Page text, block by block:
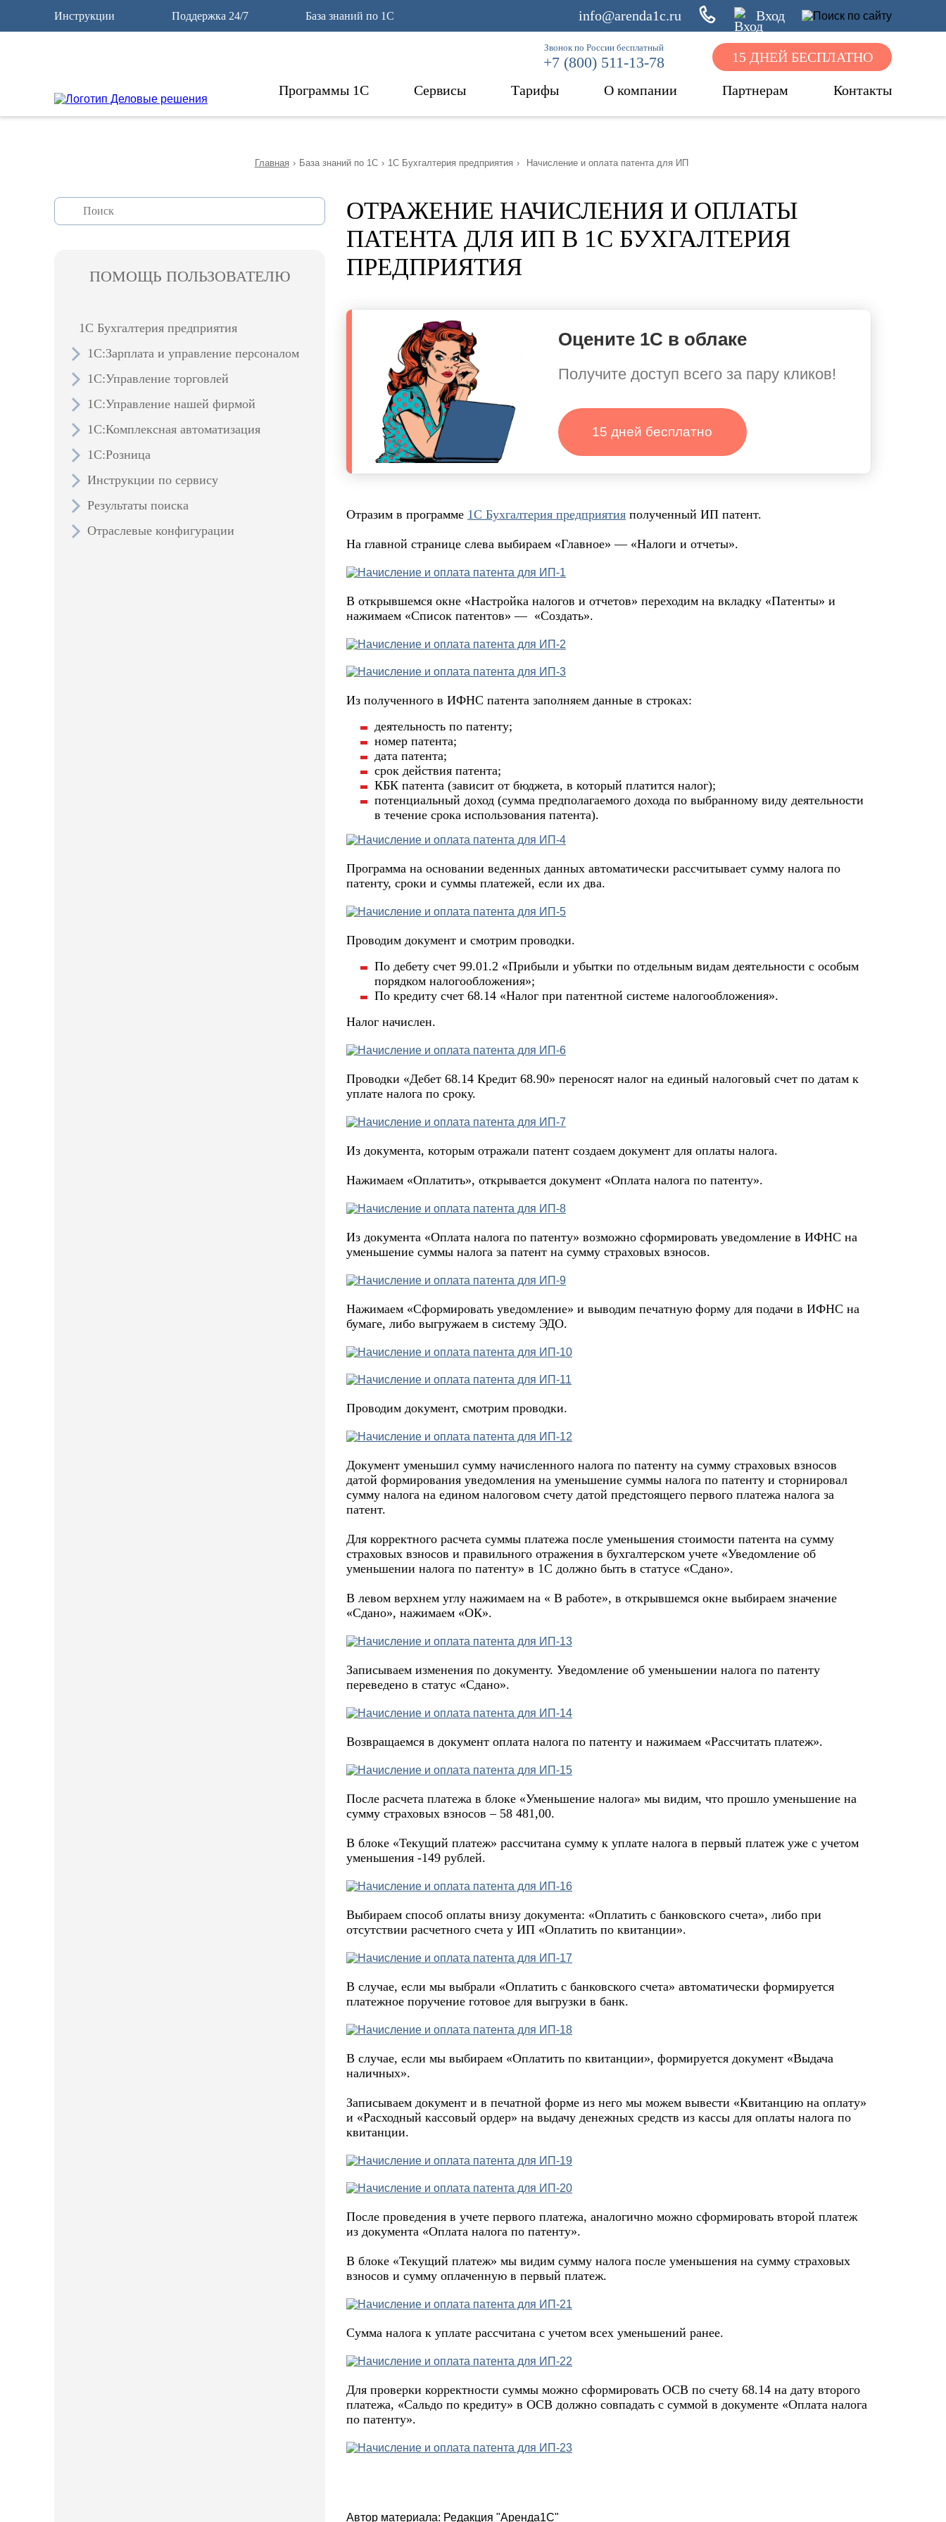
Инструкции Поддержка 24/7 База знаний по 1С info@arenda1c.ru Вход
Звонок по России бесплатный
+7 (800) 511-13-78 15 ДНЕЙ БЕСПЛАТНО
Программы 1С Сервисы Тарифы О компании Партнерам Контакты
Главная › База знаний по 1С › 1С Бухгалтерия предприятия › Начисление и оплата патента для ИП
ПОМОЩЬ ПОЛЬЗОВАТЕЛЮ
1С Бухгалтерия предприятия
1С:Зарплата и управление персоналом
1С:Управление торговлей
1С:Управление нашей фирмой
1С:Комплексная автоматизация
1С:Розница
Инструкции по сервису
Результаты поиска
Отраслевые конфигурации
ОТРАЖЕНИЕ НАЧИСЛЕНИЯ И ОПЛАТЫ
ПАТЕНТА ДЛЯ ИП В 1С БУХГАЛТЕРИЯ
ПРЕДПРИЯТИЯ
Оцените 1С в облаке
Получите доступ всего за пару кликов!
15 дней бесплатно
Отразим в программе 1С Бухгалтерия предприятия полученный ИП патент.
На главной странице слева выбираем «Главное» — «Налоги и отчеты».
В открывшемся окне «Настройка налогов и отчетов» переходим на вкладку «Патенты» и
нажимаем «Список патентов» — «Создать».
Из полученного в ИФНС патента заполняем данные в строках:
деятельность по патенту;
номер патента;
дата патента;
срок действия патента;
КБК патента (зависит от бюджета, в который платится налог);
потенциальный доход (сумма предполагаемого дохода по выбранному виду деятельности
в течение срока использования патента).
Программа на основании веденных данных автоматически рассчитывает сумму налога по
патенту, сроки и суммы платежей, если их два.
Проводим документ и смотрим проводки.
По дебету счет 99.01.2 «Прибыли и убытки по отдельным видам деятельности с особым
порядком налогообложения»;
По кредиту счет 68.14 «Налог при патентной системе налогообложения».
Налог начислен.
Проводки «Дебет 68.14 Кредит 68.90» переносят налог на единый налоговый счет по датам к
уплате налога по сроку.
Из документа, которым отражали патент создаем документ для оплаты налога.
Нажимаем «Оплатить», открывается документ «Оплата налога по патенту».
Из документа «Оплата налога по патенту» возможно сформировать уведомление в ИФНС на
уменьшение суммы налога за патент на сумму страховых взносов.
Нажимаем «Сформировать уведомление» и выводим печатную форму для подачи в ИФНС на
бумаге, либо выгружаем в систему ЭДО.
Проводим документ, смотрим проводки.
Документ уменьшил сумму начисленного налога по патенту на сумму страховых взносов
датой формирования уведомления на уменьшение суммы налога по патенту и сторнировал
сумму налога на едином налоговом счету датой предстоящего первого платежа налога за
патент.
Для корректного расчета суммы платежа после уменьшения стоимости патента на сумму
страховых взносов и правильного отражения в бухгалтерском учете «Уведомление об
уменьшении налога по патенту» в 1С должно быть в статусе «Сдано».
В левом верхнем углу нажимаем на « В работе», в открывшемся окне выбираем значение
«Сдано», нажимаем «ОК».
Записываем изменения по документу. Уведомление об уменьшении налога по патенту
переведено в статус «Сдано».
Возвращаемся в документ оплата налога по патенту и нажимаем «Рассчитать платеж».
После расчета платежа в блоке «Уменьшение налога» мы видим, что прошло уменьшение на
сумму страховых взносов – 58 481,00.
В блоке «Текущий платеж» рассчитана сумму к уплате налога в первый платеж уже с учетом
уменьшения -149 рублей.
Выбираем способ оплаты внизу документа: «Оплатить с банковского счета», либо при
отсутствии расчетного счета у ИП «Оплатить по квитанции».
В случае, если мы выбрали «Оплатить с банковского счета» автоматически формируется
платежное поручение готовое для выгрузки в банк.
В случае, если мы выбираем «Оплатить по квитанции», формируется документ «Выдача
наличных».
Записываем документ и в печатной форме из него мы можем вывести «Квитанцию на оплату»
и «Расходный кассовый ордер» на выдачу денежных средств из кассы для оплаты налога по
квитанции.
После проведения в учете первого платежа, аналогично можно сформировать второй платеж
из документа «Оплата налога по патенту».
В блоке «Текущий платеж» мы видим сумму налога после уменьшения на сумму страховых
взносов и сумму оплаченную в первый платеж.
Сумма налога к уплате рассчитана с учетом всех уменьшений ранее.
Для проверки корректности суммы можно сформировать ОСВ по счету 68.14 на дату второго
платежа, «Сальдо по кредиту» в ОСВ должно совпадать с суммой в документе «Оплата налога
по патенту».
Автор материала: Редакция "Аренда1С"